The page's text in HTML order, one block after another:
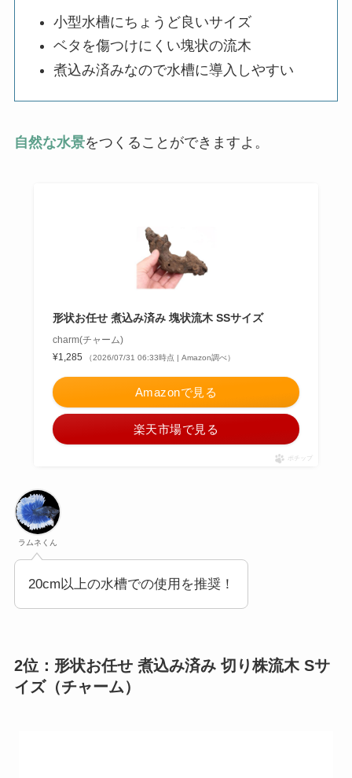
小型水槽にちょうど良いサイズ
ベタを傷つけにくい塊状の流木
煮込み済みなので水槽に導入しやすい
自然な水景をつくることができますよ。
形状お任せ 煮込み済み 塊状流木 SSサイズ
charm(チャーム)
¥1,285
（2026/07/31 06:33時点 | Amazon調べ）
Amazonで見る
楽天市場で見る
ポチップ
ラムネくん
20cm以上の水槽での使用を推奨！
2位：形状お任せ 煮込み済み 切り株流木 Sサ
イズ（チャーム）